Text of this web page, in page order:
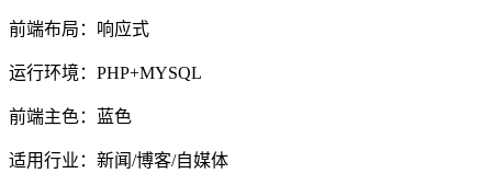
前端布局：响应式
运行环境：PHP+MYSQL
前端主色：蓝色
适用行业：新闻/博客/自媒体